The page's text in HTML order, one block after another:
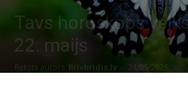
Tavs horoskops
22. maijs
Brivbridis.lv 21/05/2025